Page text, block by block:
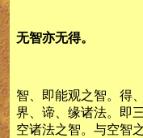
无智亦无得。
智、即能观之智。得
界、谛、缘诸法。即
空诸法之智。与空智